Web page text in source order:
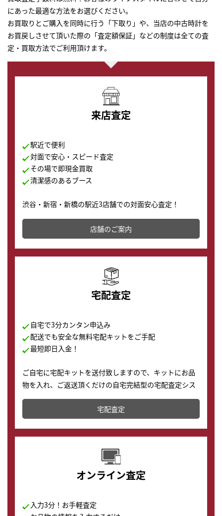
にあった最適な方法をお選びください。
お買取りとご購入を同時に行う「下取り」や、当店の中古時計を
お買戻しさせて頂いた際の「査定額保証」などの制度は全ての査
定・買取方法でご利用頂けます。
来店査定
駅近で便利
対面で安心・スピード査定
その場で即現金買取
清潔感のあるブース
渋谷・新宿・新橋の駅近3店舗での対面安心査定！
その場で現金買取致します。渋谷本店では、時計販売の
店舗を併設しており、下取りに出してお得に新しい時計
の購入もできます♪
店舗のご案内
宅配査定
自宅で3分カンタン申込み
配送でも安全な無料宅配キットをご手配
最短即日入金！
ご自宅に宅配キットを送付致しますので、キットにお品
物を入れ、ご返送頂くだけの自宅完結型の宅配査定シス
テムです。
配送でも簡単&安全に査定・買取に出すことが可能で
す。
宅配査定
オンライン査定
入力3分！お手軽査定